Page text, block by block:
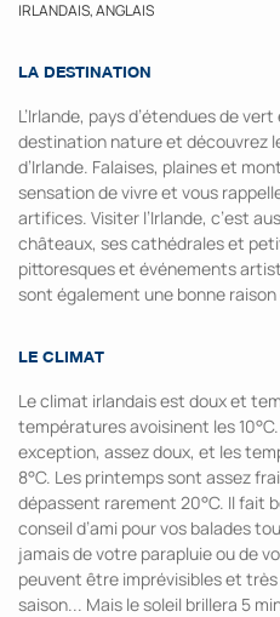
IRLANDAIS, ANGLAIS
LA DESTINATION
L’Irlande, pays d’étendues de
destination nature et découvrez
d’Irlande. Falaises, plaines et
sensation de vivre et vous
artifices. Visiter l’Irlande, c’est
châteaux, ses cathédrales et
pittoresques et événements
sont également une bonne raison
LE CLIMAT
Le climat irlandais est doux et
températures avoisinent les
exception, assez doux, et les
8°C. Les printemps sont assez
dépassent rarement 20°C. Il fait
conseil d’ami pour vos balades
jamais de votre parapluie ou de
peuvent être imprévisibles et
saison... Mais le soleil brillera 5